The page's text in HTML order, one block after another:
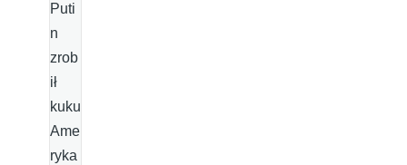
Puti
n
zrob
ił
kuku
Ame
ryka